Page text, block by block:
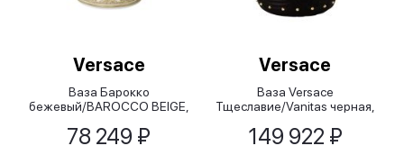
Versace
Ваза Барокко
бежевый/BAROCCO BEIGE,
78 249 ₽
Versace
Ваза Versace
Тщеславие/Vanitas черная,
149 922 ₽